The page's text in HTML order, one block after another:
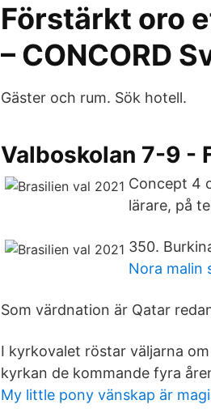
Förstärkt oro
– CONCORD
Gäster och rum. Sök hotell.
Valboskolan 7-9 -
Concept 4
lärare, på
350.
Nora malin
Som värdnation är Qatar
I kyrkovalet röstar väljarna
kyrkan de kommande fyra
My little pony vänskap är